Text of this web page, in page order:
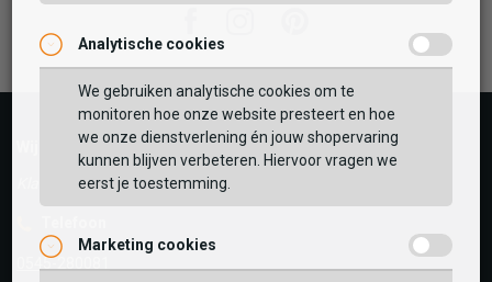
GEBRUIK MIJN LOCATIE
Zoek op postcode of gebruik jouw locatie om de
voorraad in een van onze winkels te bekijken.
BEKIJK WINKELTAS
VERDER WINKELEN
Vaak samen gekocht met
Wij helpen je graag!
Klantenservice is gesloten
0545-280081
Analytische cookies
We gebruiken analytische cookies om te
monitoren hoe onze website presteert en hoe
we onze dienstverlening én jouw shopervaring
kunnen blijven verbeteren. Hiervoor vragen we
eerst je toestemming.
Marketing cookies